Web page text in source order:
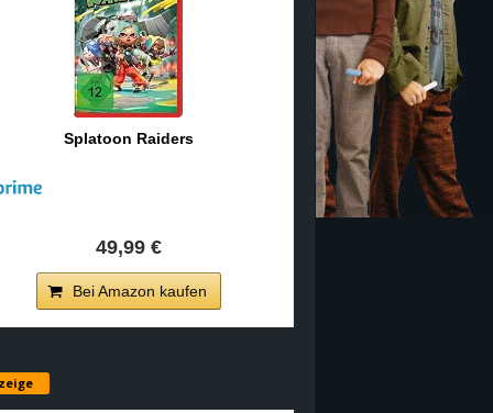
Splatoon Raiders
49,99 €
Bei Amazon kaufen